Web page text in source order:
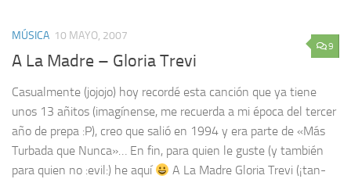
9
MÚSICA 10 MAYO, 2007
A La Madre – Gloria Trevi
Casualmente (jojojo) hoy recordé esta canción que ya tiene
unos 13 añitos (imagínense, me recuerda a mi época del tercer
año de prepa :P), creo que salió en 1994 y era parte de «Más
Turbada que Nunca»… En fin, para quien le guste (y también
para quien no :evil:) he aquí
A La Madre Gloria Trevi (¡tan-